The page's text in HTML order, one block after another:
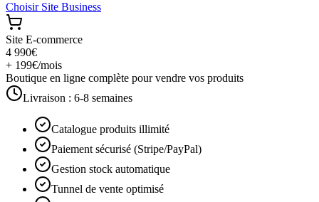
Choisir Site Business
Site E-commerce
4 990€
+ 199€/mois
Boutique en ligne complète pour vendre vos produits
Livraison : 6-8 semaines
Catalogue produits illimité
Paiement sécurisé (Stripe/PayPal)
Gestion stock automatique
Tunnel de vente optimisé